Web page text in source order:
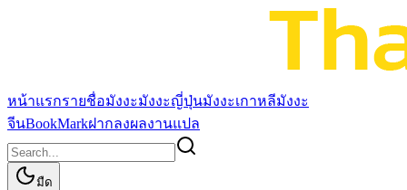
หน้าแรกรายชื่อมังงะมังงะญี่ปุ่นมังงะเกาหลีมังงะ
จีนBookMarkฝากลงผลงานแปล
มืด